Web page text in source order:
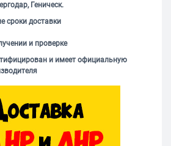
Геническ.
сроки доставки
и проверке
и имеет официальную